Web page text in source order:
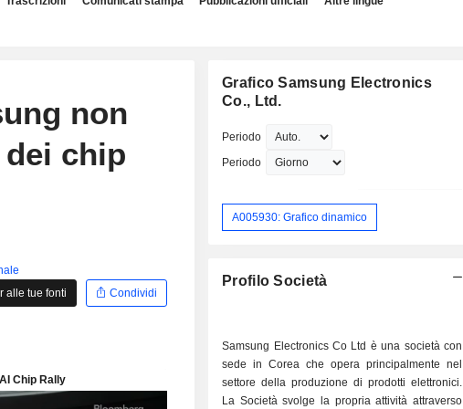
non
chip
alle tue fonti
Condividi
Grafico Samsung Electronics
Co., Ltd.
Periodo
Periodo
A005930: Grafico dinamico
Profilo Società
Samsung Electronics Co Ltd è una società con
sede in Corea che opera principalmente nel
settore della produzione di prodotti elettronici.
La Società svolge la propria attività attraverso